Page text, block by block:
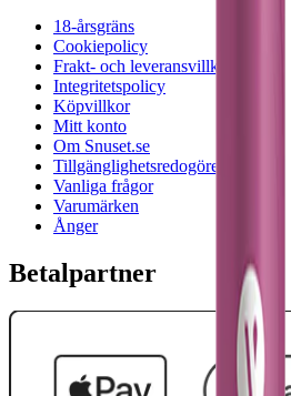
18-årsgräns
Cookiepolicy
Frakt- och leveransvillkor
Integritetspolicy
Köpvillkor
Mitt konto
Om Snuset.se
Tillgänglighetsredogörelse
Vanliga frågor
Varumärken
Ånger
Betalpartner